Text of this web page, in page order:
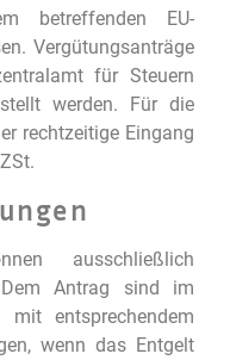
betreffenden EU-
Vergütungsanträge
für Steuern
werden. Für die
rechtzeitige Eingang
ausschließlich
Antrag sind im
mit entsprechendem
wenn das Entgelt